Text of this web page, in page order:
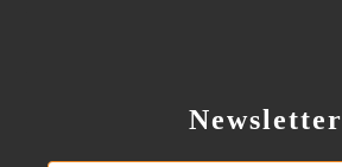
Newsletter